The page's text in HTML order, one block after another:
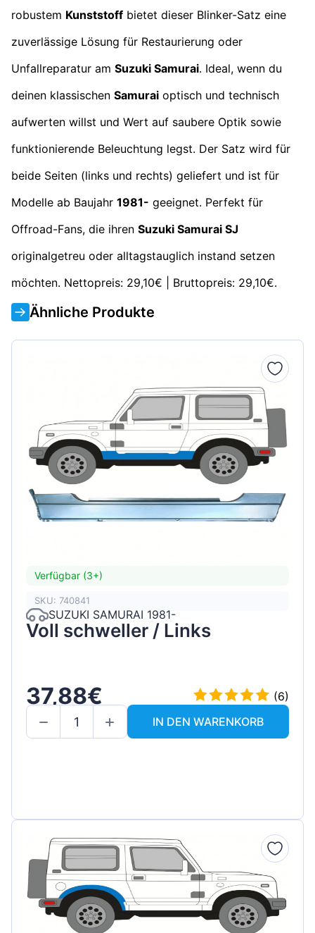
robustem Kunststoff bietet dieser Blinker-Satz eine
zuverlässige Lösung für Restaurierung oder
Unfallreparatur am Suzuki Samurai. Ideal, wenn du
deinen klassischen Samurai optisch und technisch
aufwerten willst und Wert auf saubere Optik sowie
funktionierende Beleuchtung legst. Der Satz wird für
beide Seiten (links und rechts) geliefert und ist für
Modelle ab Baujahr 1981- geeignet. Perfekt für
Offroad-Fans, die ihren Suzuki Samurai SJ
originalgetreu oder alltagstauglich instand setzen
möchten. Nettopreis: 29,10€ | Bruttopreis: 29,10€.
Ähnliche Produkte
Verfügbar (3+)
SKU: 740841
SUZUKI SAMURAI 1981-
Voll schweller / Links
37,88€
(6)
IN DEN WARENKORB